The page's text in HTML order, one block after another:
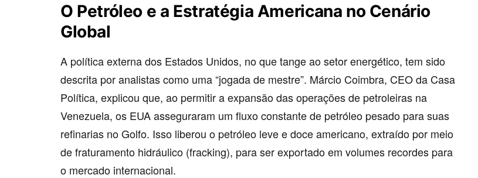
O Petróleo e a Estratégia Americana no Cenário
Global
A política externa dos Estados Unidos, no que tange ao setor energético, tem sido
descrita por analistas como uma “jogada de mestre”. Márcio Coimbra, CEO da Casa
Política, explicou que, ao permitir a expansão das operações de petroleiras na
Venezuela, os EUA asseguraram um fluxo constante de petróleo pesado para suas
refinarias no Golfo. Isso liberou o petróleo leve e doce americano, extraído por meio
de fraturamento hidráulico (fracking), para ser exportado em volumes recordes para
o mercado internacional.